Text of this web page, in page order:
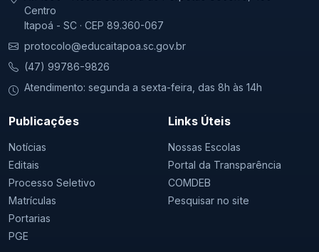
Centro
Itapoá - SC · CEP 89.360-067
protocolo@educaitapoa.sc.gov.br
(47) 99786-9826
Atendimento: segunda a sexta-feira, das 8h às 14h
Publicações
Notícias
Editais
Processo Seletivo
Matrículas
Portarias
PGE
Links Úteis
Nossas Escolas
Portal da Transparência
COMDEB
Pesquisar no site